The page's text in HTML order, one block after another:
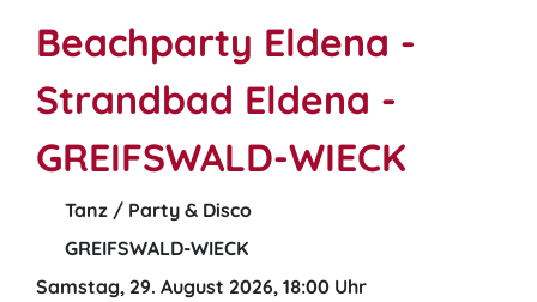
Beachparty Eldena -
Strandbad Eldena -
GREIFSWALD-WIECK
Tanz / Party & Disco
GREIFSWALD-WIECK
Samstag, 29. August 2026, 18:00 Uhr